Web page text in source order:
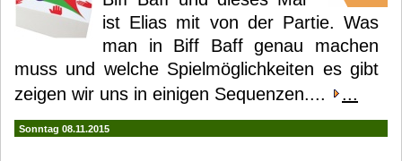
ist Elias mit von der Partie. Was
man in Biff Baff genau machen
muss und welche Spielmöglichkeiten es gibt
zeigen wir uns in einigen Sequenzen....
...
Sonntag 08.11.2015